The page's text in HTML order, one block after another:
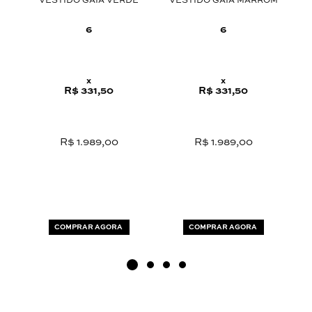
6
x
R$ 331,50
R$ 1.989,00
COMPRAR AGORA
6
x
R$ 331,50
R$ 1.989,00
COMPRAR AGORA